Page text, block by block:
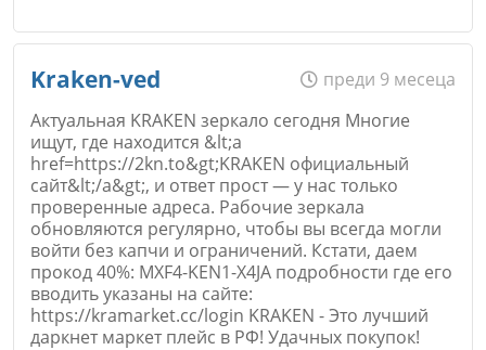
Откажи
Email
Коментар*
Kraken-ved
преди 9 месеца
Актуальная KRAKEN зеркало сегодня Многие
ищут, где находится &lt;a
href=https://2kn.to&gt;KRAKEN официальный
сайт&lt;/a&gt;, и ответ прост — у нас только
проверенные адреса. Рабочие зеркала
обновляются регулярно, чтобы вы всегда могли
войти без капчи и ограничений. Кстати, даем
прокод 40%: MXF4-KEN1-X4JA подробности где его
вводить указаны на сайте:
https://kramarket.cc/login KRAKEN - Это лучший
даркнет маркет плейс в РФ! Удачных покупок!